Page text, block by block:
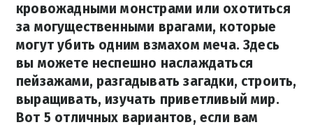
кровожадными монстрами или охотиться
за могущественными врагами, которые
могут убить одним взмахом меча. Здесь
вы можете неспешно наслаждаться
пейзажами, разгадывать загадки, строить,
выращивать, изучать приветливый мир.
Вот 5 отличных вариантов, если вам